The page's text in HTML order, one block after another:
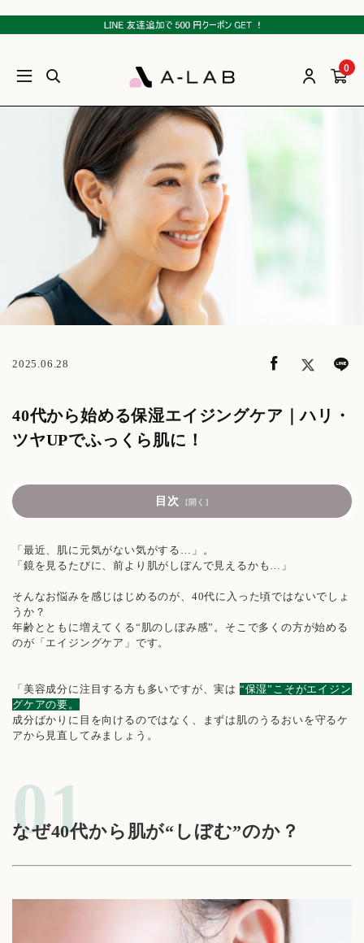
0
2025.06.28
40代から始める保湿エイジングケア｜ハリ・
ツヤUPでふっくら肌に！
目次
保湿がエイジングケアの鍵になる理由とは
おすすめの保湿ケア方法
オススメ「保湿+エイジングケア」アイテム
「最近、肌に元気がない気がする…」。
「鏡を見るたびに、前より肌がしぼんで見えるかも…」
そんなお悩みを感じはじめるのが、40代に入った頃ではないでしょ
うか？
年齢とともに増えてくる“肌のしぼみ感”。そこで多くの方が始める
のが「エイジングケア」です。
「美容成分に注目する方も多いですが、実は “保湿”こそがエイジン
グケアの要。
成分ばかりに目を向けるのではなく、まずは肌のうるおいを守るケ
アから見直してみましょう。
なぜ40代から肌が“しぼむ”のか？